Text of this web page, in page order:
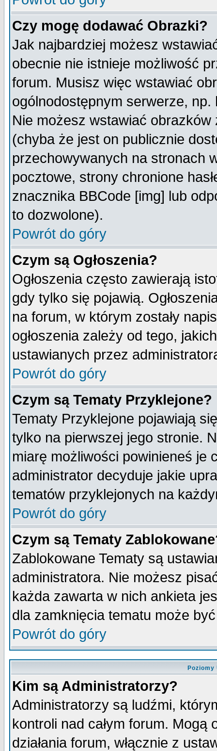
Czy mogę dodawać Obrazki?
Jak najbardziej możesz
obecnie nie istnieje możliwość
forum. Musisz więc wstawiać
ogólnodostępnym serwerze,
Nie możesz wstawiać
(chyba że jest on publicznie
przechowywanych na stronach
pocztowe, strony chronione
znacznika BBCode [img] lub
to dozwolone).
Powrót do góry
Czym są Ogłoszenia?
Ogłoszenia często zawierają
gdy tylko się pojawią.
na forum, w którym zostały
ogłoszenia zależy od tego,
ustawianych przez
Powrót do góry
Czym są Tematy Przyklejone?
Tematy Przyklejone pojawiają
tylko na pierwszej jego stronie.
miarę możliwości powinieneś je
administrator decyduje jakie
tematów przyklejonych na
Powrót do góry
Czym są Tematy
Zablokowane Tematy są
administratora. Nie możesz
każda zawarta w nich ankieta
dla zamknięcia tematu może
Powrót do góry
Kim są Administratorzy?
Administratorzy są ludźmi,
kontroli nad całym forum.
działania forum, włącznie z